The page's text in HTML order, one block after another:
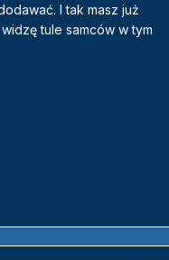
I tak masz już
tule samców w tym